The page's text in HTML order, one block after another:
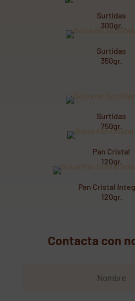
Surtidas
300gr.
Surtidas
350gr.
Surtidas
750gr.
Pan Cristal
120gr.
Pan Cristal
120gr.
Contacta con